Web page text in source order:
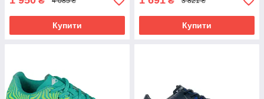
Купити Купити